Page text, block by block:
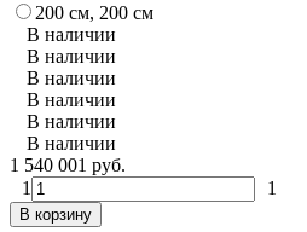
200 см, 200 см
В наличии
В наличии
В наличии
В наличии
В наличии
В наличии
1 540 001 руб.
1
1
В корзину